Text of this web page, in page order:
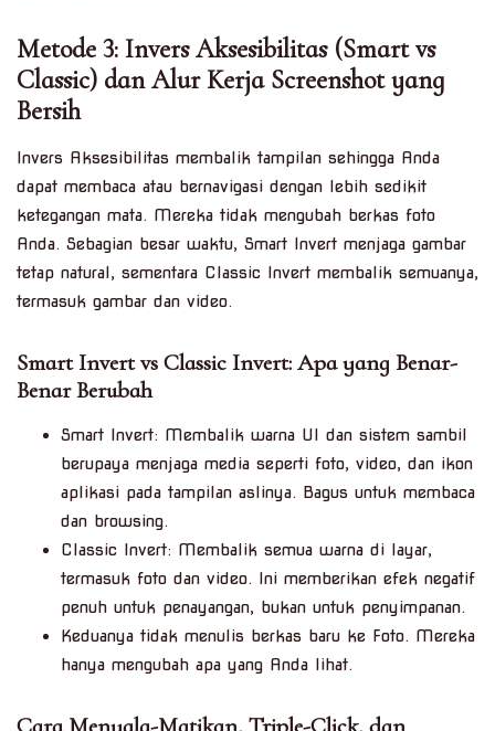
Metode 3: Invers Aksesibilitas (Smart vs
Classic) dan Alur Kerja Screenshot yang
Bersih
Invers Aksesibilitas membalik tampilan sehingga Anda
dapat membaca atau bernavigasi dengan lebih sedikit
ketegangan mata. Mereka tidak mengubah berkas foto
Anda. Sebagian besar waktu, Smart Invert menjaga gambar
tetap natural, sementara Classic Invert membalik semuanya,
termasuk gambar dan video.
Smart Invert vs Classic Invert: Apa yang Benar-
Benar Berubah
Smart Invert: Membalik warna UI dan sistem sambil
berupaya menjaga media seperti foto, video, dan ikon
aplikasi pada tampilan aslinya. Bagus untuk membaca
dan browsing.
Classic Invert: Membalik semua warna di layar,
termasuk foto dan video. Ini memberikan efek negatif
penuh untuk penayangan, bukan untuk penyimpanan.
Keduanya tidak menulis berkas baru ke Foto. Mereka
hanya mengubah apa yang Anda lihat.